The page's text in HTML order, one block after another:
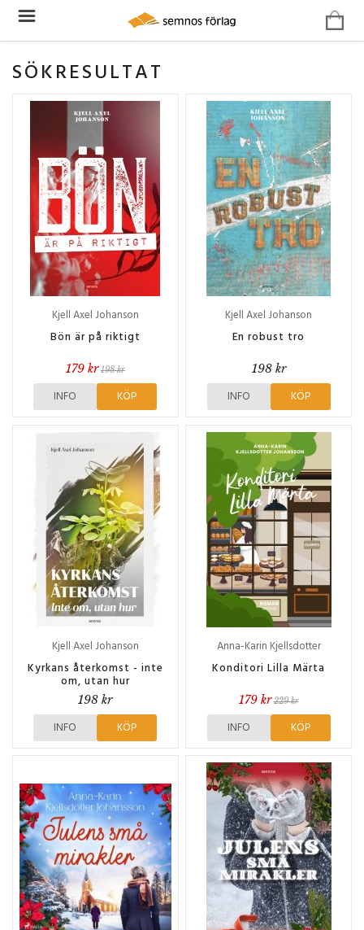
SÖKRESULTAT
Kjell Axel Johanson
Bön är på riktigt
179 kr 198 kr
INFO KÖP
Kjell Axel Johanson
En robust tro
198 kr
INFO KÖP
Kjell Axel Johanson
Kyrkans återkomst - inte
om, utan hur
198 kr
INFO KÖP
Anna-Karin Kjellsdotter
Johansson
Konditori Lilla Märta
179 kr 229 kr
INFO KÖP